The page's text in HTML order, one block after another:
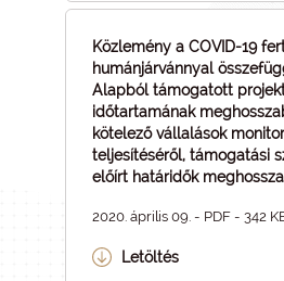
Közlemény a COVID-19
humánjárvánnyal
Alapból támogatott
időtartamának
kötelező vállalások
teljesítéséről, támogatási
előírt határidők
2020. április 09. - PDF - 342
Letöltés